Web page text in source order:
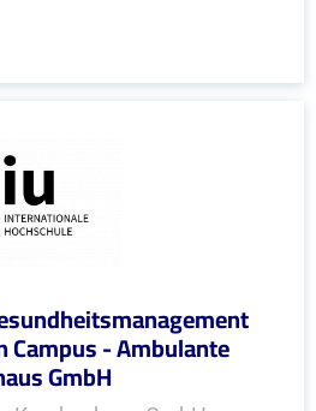
Campus - Ambulante
GmbH